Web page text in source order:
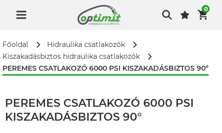
0
Főoldal
Hidraulika csatlakozók
Kiszakadásbiztos hidraulika csatlakozók
PEREMES CSATLAKOZÓ 6000 PSI KISZAKADÁSBIZTOS 90°
PEREMES CSATLAKOZÓ 6000 PSI
KISZAKADÁSBIZTOS 90°